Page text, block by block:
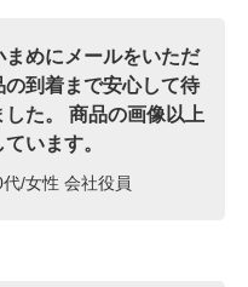
めにメールをいただ
の到着まで安心して待
た。 商品の画像以上
います。
/女性 会社役員